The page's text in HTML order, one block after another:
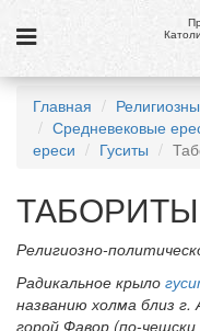
Новости
Галерея
Ссылки
Главная
Средневековые
ереси
Гуситы
ТАБОРИТЫ
Религиозно-
Радикальное крыло
названию холма близ
горой Фавор (по-